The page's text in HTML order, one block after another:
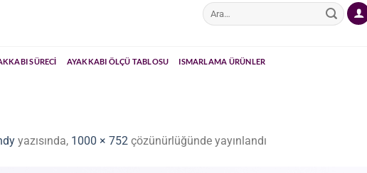
Ara:
SÜRECI AYAKKABI ÖLÇÜ TABLOSU ISMARLAMA ÜRÜNLER
yazısında, 1000 × 752 çözünürlüğünde yayınlandı